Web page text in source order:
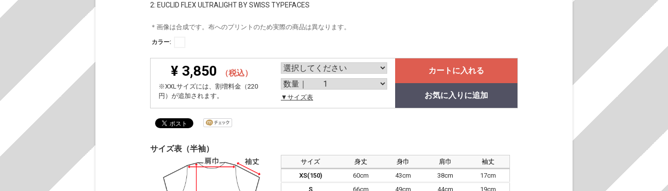
2: EUCLID FLEX ULTRALIGHT BY SWISS TYPEFACES
＊画像は合成です。布へのプリントのため実際の商品は異なります。
カラー:
¥ 3,850 （税込）
※XXLサイズには、割増料金（220
円）が追加されます。
▼サイズ表
カートに入れる
お気に入りに追加
サイズ表（半袖）
サイズ 身丈 身巾 肩巾
袖丈
XS(150)
60cm 43cm 38cm
17cm
S
66cm 49cm 44cm
19cm